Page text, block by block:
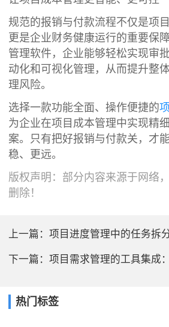
规范的报销与付款流程不仅是项
更是企业财务健康运行的重要保
管理软件，企业能够轻松实现审
动化和可视化管理，从而提升整
理风险。
选择一款功能全面、操作便捷的
为企业在项目成本管理中实现精
案。只有把好报销与付款关，才
稳、更远。
版权声明：部分内容来源于网络
删除！
上一篇：项目进度管理中的任务拆分策略：
下一篇：项目需求管理的工具集成：如何实
热门标签